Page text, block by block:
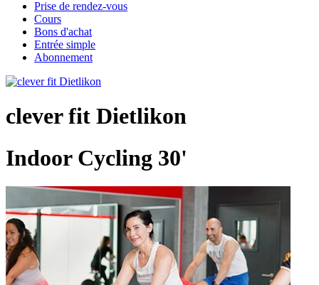
Prise de rendez-vous
Cours
Bons d'achat
Entrée simple
Abonnement
clever fit Dietlikon
Indoor Cycling 30'